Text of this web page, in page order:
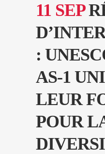
11 SEP
:
AS-1
LEUR
POUR